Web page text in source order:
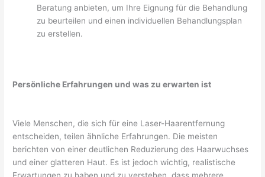
Beratung anbieten, um Ihre Eignung für die Behandlung
zu beurteilen und einen individuellen Behandlungsplan
zu erstellen.
Persönliche Erfahrungen und was zu erwarten ist
Viele Menschen, die sich für eine Laser-Haarentfernung
entscheiden, teilen ähnliche Erfahrungen. Die meisten
berichten von einer deutlichen Reduzierung des Haarwuchses
und einer glatteren Haut. Es ist jedoch wichtig, realistische